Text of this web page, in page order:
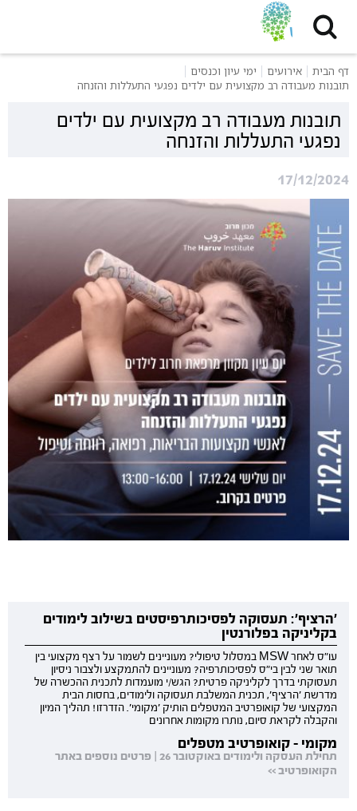
דף הבית אירועים
ימי עיון וכנסים
תובנות מעבודה רב מקצועית עם ילדים נפגעי התעללות והזנחה
תובנות מעבודה רב מקצועית עם ילדים
נפגעי התעללות והזנחה
17/12/2024
'הרציף': תעסוקה לפסיכותרפיסטים בשילוב לימודים
בקליניקה בפלורנטין
עו"ס לאחר MSW במסלול טיפולי? מעוניינים לשמור על רצף מקצועי בין
תואר שני לבין בי"ס לפסיכותרפיה? מעוניינים להתמקצע ולצבור ניסיון
תעסוקתי בדרך לקליניקה פרטית? הגש/י מועמדות לתכנית ההכשרה של
מדרשת 'הרציף', תכנית המשלבת תעסוקה ולימודים, בחסות הבית
המקצועי של קואופרטיב המטפלים הותיק 'מקומי'. הזדרזו! תהליך המיון
והקבלה לקראת סיום, נותרו מקומות אחרונים
מקומי - קואופרטיב מטפלים
תחילת העסקה ולימודים באוקטובר 26 | פרטים נוספים באתר
הקואופרטיב >>